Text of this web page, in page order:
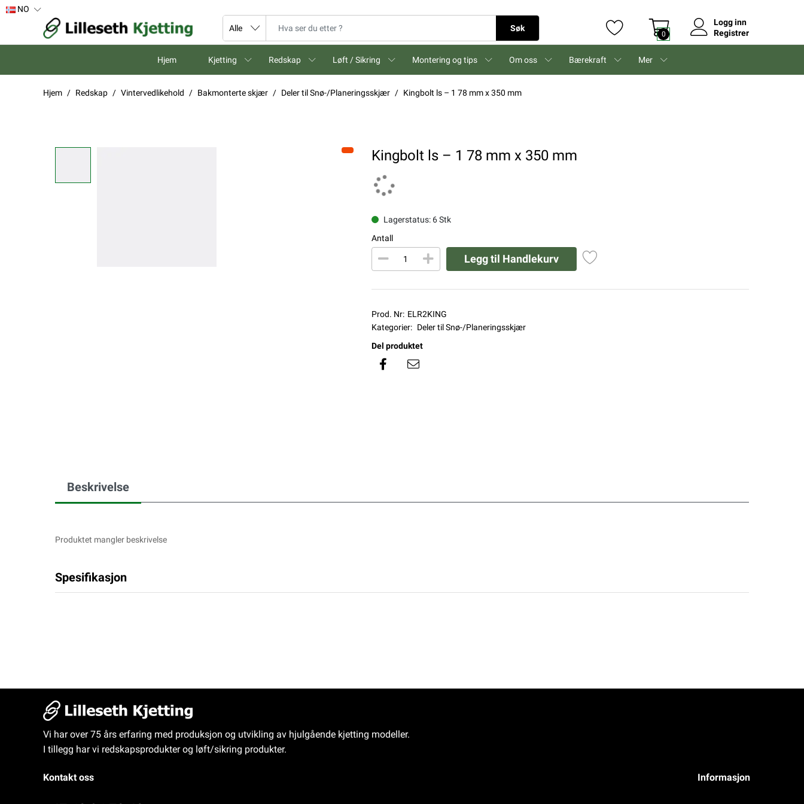
NO
Søk
0
Logg inn
Registrer
Hjem Kjetting Redskap Løft / Sikring Montering og tips Om oss Bærekraft Mer
Hjem Redskap Vintervedlikehold Bakmonterte skjær Deler til Snø-/Planeringsskjær Kingbolt ls – 1 78 mm x 350 mm
Kingbolt ls – 1 78 mm x 350 mm
Lagerstatus: 6 Stk
Antall
Legg til Handlekurv
Prod. Nr: ELR2KING
Kategorier: Deler til Snø-/Planeringsskjær
Del produktet
Beskrivelse
Produktet mangler beskrivelse
Spesifikasjon
Vi har over 75 års erfaring med produksjon og utvikling av hjulgående kjetting modeller.
I tillegg har vi redskapsprodukter og løft/sikring produkter.
Kontakt oss Informasjon